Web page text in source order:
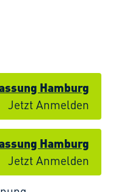
Hamburg
Jetzt Anmelden
Hamburg
Jetzt Anmelden